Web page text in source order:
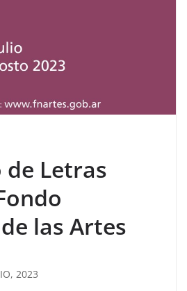
de Letras
las Artes
2023